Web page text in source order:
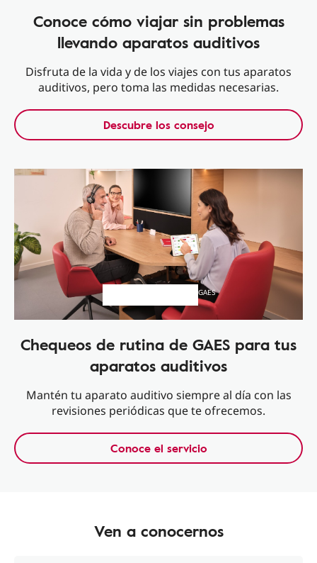
Conoce cómo viajar sin problemas
llevando aparatos auditivos
Disfruta de la vida y de los viajes con tus aparatos
auditivos, pero toma las medidas necesarias.
Descubre los consejo
GAES
Chequeos de rutina de GAES para tus
aparatos auditivos
Mantén tu aparato auditivo siempre al día con las
revisiones periódicas que te ofrecemos.
Conoce el servicio
Ven a conocernos